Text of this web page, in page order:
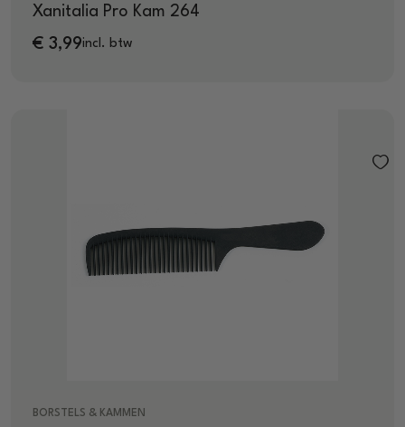
Xanitalia Pro Kam 264
€ 3,99incl. btw
BORSTELS & KAMMEN